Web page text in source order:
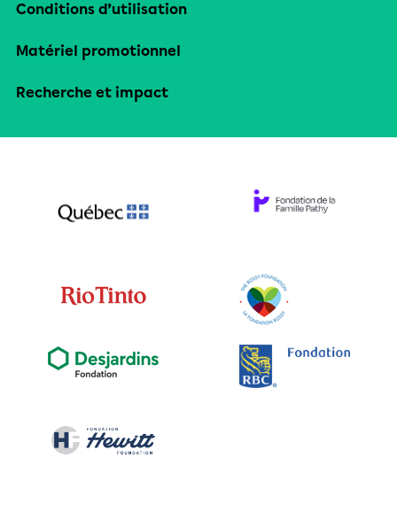
Conditions d’utilisation
Matériel promotionnel
Recherche et impact